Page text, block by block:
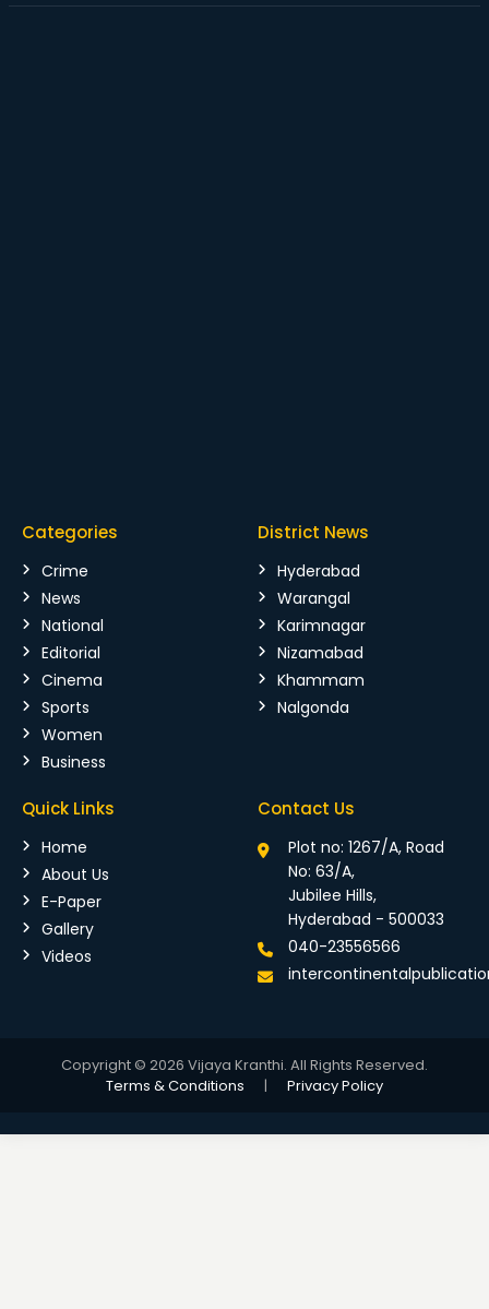
Categories
Crime
News
National
Editorial
Cinema
Sports
Women
Business
District News
Hyderabad
Warangal
Karimnagar
Nizamabad
Khammam
Nalgonda
Quick Links
Home
About Us
E-Paper
Gallery
Videos
Contact Us
Plot no: 1267/A, Road
No: 63/A,
Jubilee Hills,
Hyderabad - 500033
040-23556566
Copyright © 2026 Vijaya Kranthi. All Rights Reserved.
Terms & Conditions
| Privacy Policy